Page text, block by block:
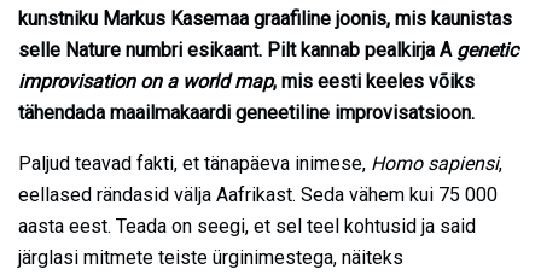
kunstniku Markus Kasemaa graafiline joonis, mis kaunistas
selle Nature numbri esikaant. Pilt kannab pealkirja A genetic
improvisation on a world map, mis eesti keeles võiks
tähendada maailmakaardi geneetiline improvisatsioon.
Paljud teavad fakti, et tänapäeva inimese, Homo sapiensi,
eellased rändasid välja Aafrikast. Seda vähem kui 75 000
aasta eest. Teada on seegi, et sel teel kohtusid ja said
järglasi mitmete teiste ürginimestega, näiteks